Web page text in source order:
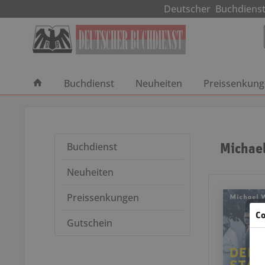
Deutscher
Buchdienst Neuheiten
Buchdienst
Neuheiten
Preissenkungen
Gutschein